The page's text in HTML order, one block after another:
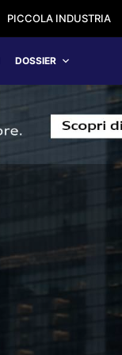
PICCOLA INDUSTRIA
DOSSIER